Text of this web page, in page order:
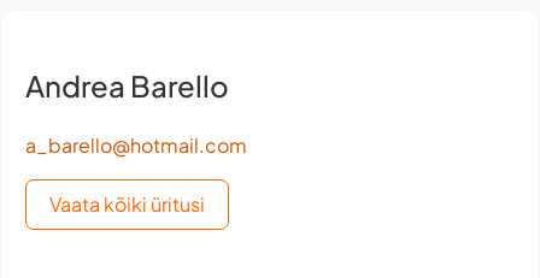
Andrea Barello
a_barello@hotmail.com
Vaata kõiki üritusi